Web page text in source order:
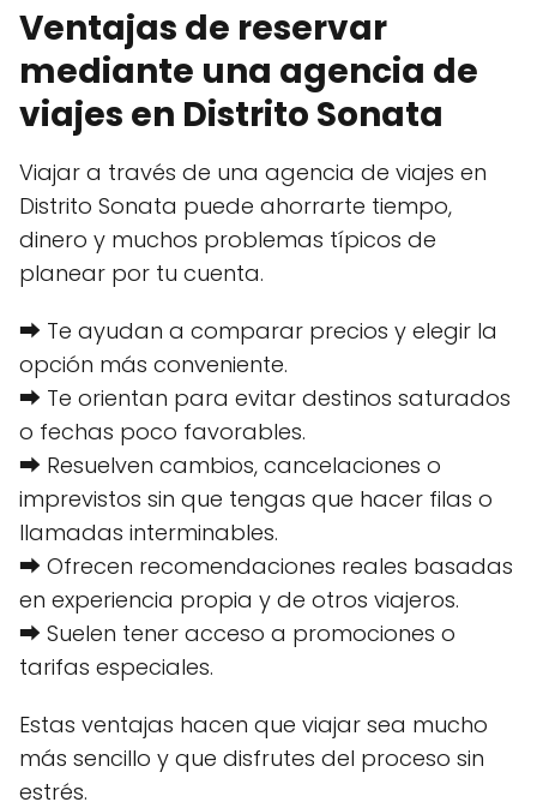
Ventajas de reservar
mediante una agencia de
viajes en Distrito Sonata
Viajar a través de una agencia de viajes en
Distrito Sonata puede ahorrarte tiempo,
dinero y muchos problemas típicos de
planear por tu cuenta.
⮕ Te ayudan a comparar precios y elegir la
opción más conveniente.
⮕ Te orientan para evitar destinos saturados
o fechas poco favorables.
⮕ Resuelven cambios, cancelaciones o
imprevistos sin que tengas que hacer filas o
llamadas interminables.
⮕ Ofrecen recomendaciones reales basadas
en experiencia propia y de otros viajeros.
⮕ Suelen tener acceso a promociones o
tarifas especiales.
Estas ventajas hacen que viajar sea mucho
más sencillo y que disfrutes del proceso sin
estrés.